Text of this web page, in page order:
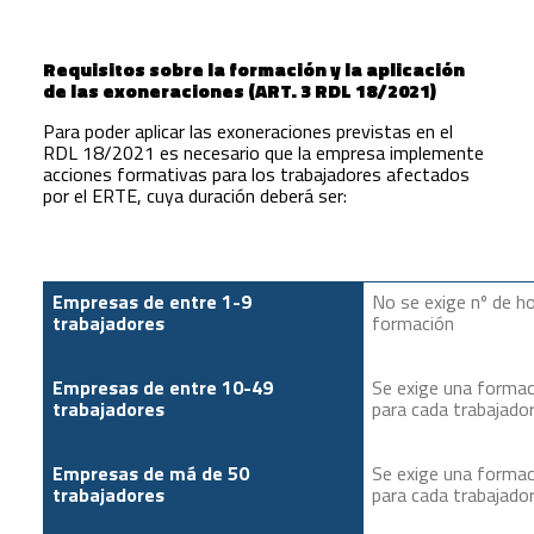
Requisitos sobre la formación y la aplicación
de las exoneraciones (ART. 3 RDL 18/2021)
Para poder aplicar las exoneraciones previstas en el
RDL 18/2021 es necesario que la empresa implemente
acciones formativas para los trabajadores afectados
por el ERTE, cuya duración deberá ser:
Empresas de entre 1-9
trabajadores
No se exige nº de
formación
Empresas de entre 10-49
trabajadores
Se exige una
para cada trabajador
Empresas de má de 50
trabajadores
Se exige una
para cada trabajador